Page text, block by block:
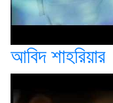
আবিদ শাহরিয়ার